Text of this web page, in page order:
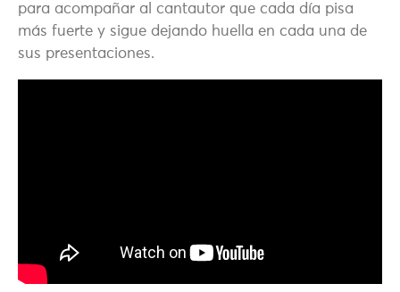
para acompañar al cantautor que cada día pisa
más fuerte y sigue dejando huella en cada una de
sus presentaciones.